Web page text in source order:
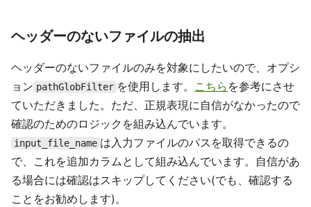
ヘッダーのないファイルの抽出
ヘッダーのないファイルのみを対象にしたいので、オプシ
ョン pathGlobFilter を使用します。 こちら を参考にさせ
ていただきました。ただ、正規表現に自信がなかったので
確認のためのロジックを組み込んでいます。
input_file_name は入力ファイルのパスを取得できるの
で、これを追加カラムとして組み込んでいます。自信があ
る場合には確認はスキップしてください(でも、確認する
ことをお勧めします)。